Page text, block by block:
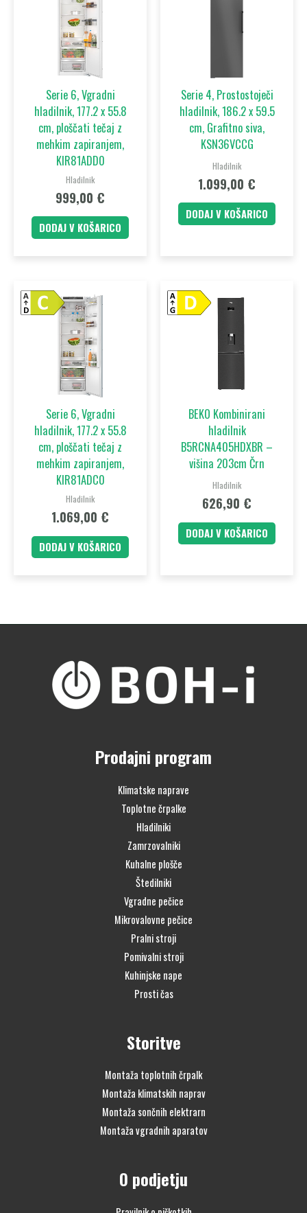
Serie 6, Vgradni
hladilnik, 177.2 x 55.8
cm, ploščati tečaj z
mehkim zapiranjem,
KIR81ADD0
Hladilnik
999,00 €
DODAJ V KOŠARICO
Serie 4, Prostostoječi
hladilnik, 186.2 x 59.5
cm, Grafitno siva,
KSN36VCCG
Hladilnik
1.099,00 €
DODAJ V KOŠARICO
Serie 6, Vgradni
hladilnik, 177.2 x 55.8
cm, ploščati tečaj z
mehkim zapiranjem,
KIR81ADC0
Hladilnik
1.069,00 €
DODAJ V KOŠARICO
BEKO Kombinirani
hladilnik
B5RCNA405HDXBR –
višina 203cm Črn
Hladilnik
626,90 €
DODAJ V KOŠARICO
Prodajni program
Klimatske naprave
Toplotne črpalke
Hladilniki
Zamrzovalniki
Kuhalne plošče
Štedilniki
Vgradne pečice
Mikrovalovne pečice
Pralni stroji
Pomivalni stroji
Kuhinjske nape
Prosti čas
Storitve
Montaža toplotnih črpalk
Montaža klimatskih naprav
Montaža sončnih elektrarn
Montaža vgradnih aparatov
O podjetju